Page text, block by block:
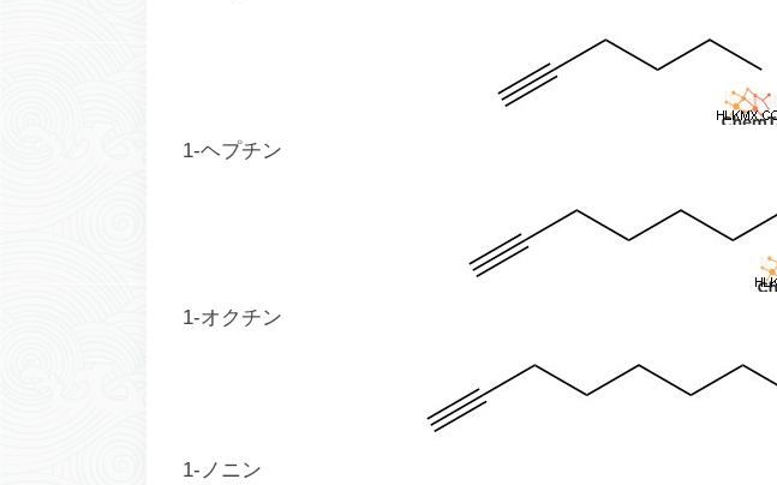
1-ヘプチン
1-オクチン
1-ノニン